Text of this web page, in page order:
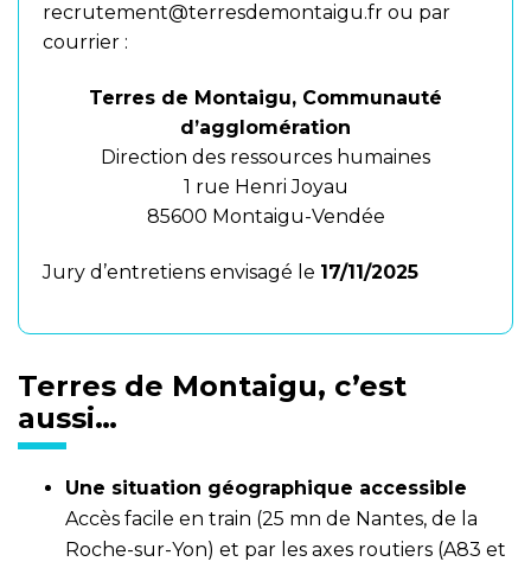
recrutement@terresdemontaigu.fr ou par
courrier :
Terres de Montaigu, Communauté
d’agglomération
Direction des ressources humaines
1 rue Henri Joyau
85600 Montaigu-Vendée
Jury d’entretiens envisagé le 17/11/2025
Terres de Montaigu, c’est
aussi…
Une situation géographique accessible
Accès facile en train (25 mn de Nantes, de la
Roche-sur-Yon) et par les axes routiers (A83 et